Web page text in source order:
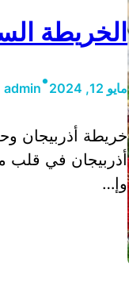
الخريطة
مايو 12, 2024 •
admin
خريطة أذربيجان
أذربيجان في قلب
وإ…